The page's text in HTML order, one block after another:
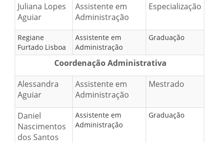
Juliana Lopes
Aguiar
Assistente em
Administração
Especialização
Regiane
Furtado Lisboa
Assistente em
Administração
Graduação
Coordenação Administrativa
Alessandra
Aguiar
Assistente em
Administração
Mestrado
Daniel
Nascimentos
dos Santos
Assistente em
Administração
Graduação